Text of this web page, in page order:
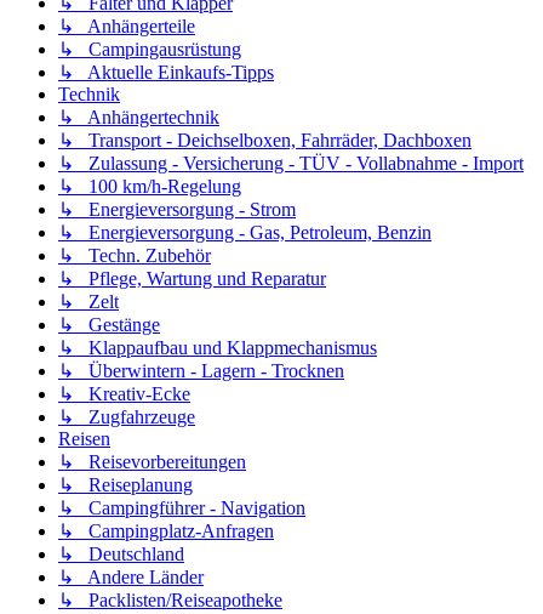
↳ Anhängerteile
↳ Campingausrüstung
↳ Aktuelle Einkaufs-Tipps
Technik
↳ Anhängertechnik
↳ Transport - Deichselboxen, Fahrräder, Dachboxen
↳ Zulassung - Versicherung - TÜV - Vollabnahme - Import
↳ 100 km/h-Regelung
↳ Energieversorgung - Strom
↳ Energieversorgung - Gas, Petroleum, Benzin
↳ Techn. Zubehör
↳ Pflege, Wartung und Reparatur
↳ Zelt
↳ Gestänge
↳ Klappaufbau und Klappmechanismus
↳ Überwintern - Lagern - Trocknen
↳ Kreativ-Ecke
↳ Zugfahrzeuge
Reisen
↳ Reisevorbereitungen
↳ Reiseplanung
↳ Campingführer - Navigation
↳ Campingplatz-Anfragen
↳ Deutschland
↳ Andere Länder
↳ Packlisten/Reiseapotheke